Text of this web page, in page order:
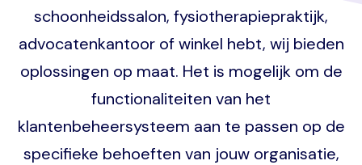
schoonheidssalon, fysiotherapiepraktijk,
advocatenkantoor of winkel hebt, wij bieden
oplossingen op maat. Het is mogelijk om de
functionaliteiten van het
klantenbeheersysteem aan te passen op de
specifieke behoeften van jouw organisatie,